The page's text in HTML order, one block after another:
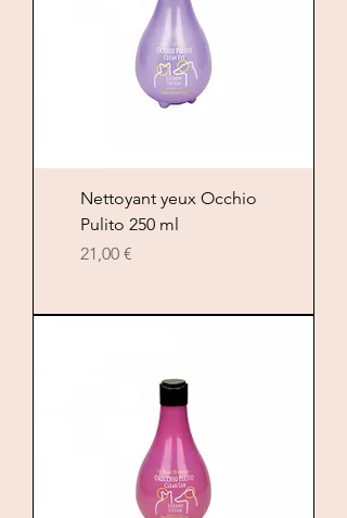
Nettoyant yeux Occhio
Pulito 250 ml
Цена
21,00 €